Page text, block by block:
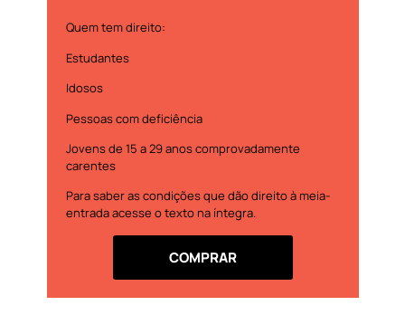
Quem tem direito:
Estudantes
Idosos
Pessoas com deficiência
Jovens de 15 a 29 anos comprovadamente
carentes
Para saber as condições que dão direito à meia-
entrada acesse o texto na íntegra.
COMPRAR